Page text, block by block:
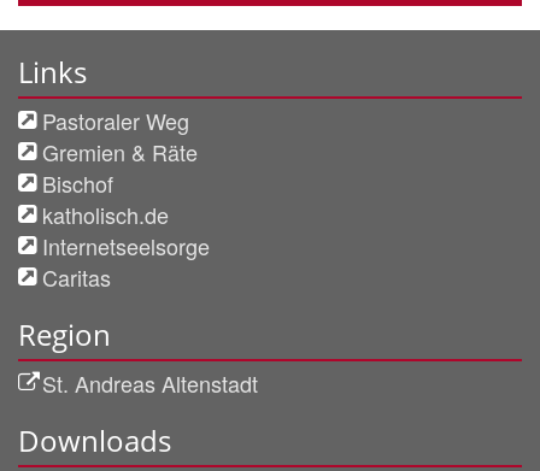
Links
Pastoraler Weg
Gremien & Räte
Bischof
katholisch.de
Internetseelsorge
Caritas
Region
St. Andreas Altenstadt
Downloads